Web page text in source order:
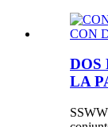
DOS
LA